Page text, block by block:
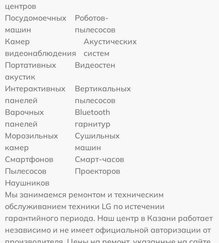
центров
Посудомоечных
машин
Роботов-
пылесосов
Камер
видеонаблюдения
Акустических
систем
Портативных
акустик
Видеостен
Интерактивных
панелей
Вертикальных
пылесосов
Варочных
панелей
Bluetooth
гарнитур
Морозильных
камер
Сушильных
машин
Смартфонов
Смарт-часов
Пылесосов
Проекторов
Наушников
Мы занимаемся ремонтом и техническим
обслуживанием техники LG по истечении
гарантийного периода. Наш центр в Казани работает
независимо и не имеет официальной авторизации от